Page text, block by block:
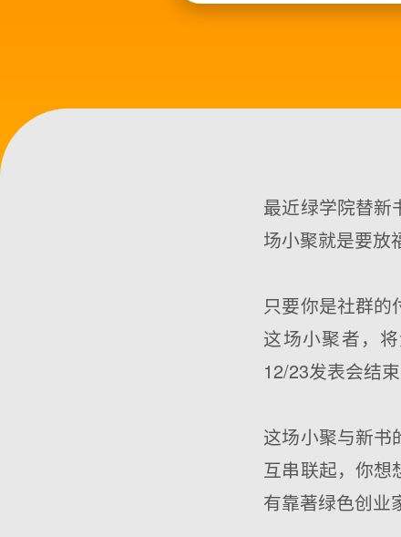
最近绿学院替新
场小聚就是要放
只要你是社群
这场小聚者，
12/23发表会结
这场小聚与新书
互串联起，你想
有靠著绿色创业